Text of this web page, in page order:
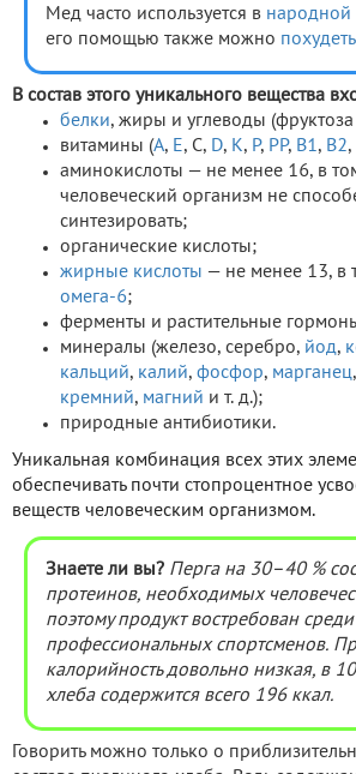
Мед часто используется в народной
его помощью также можно похудеть
В состав этого уникального вещества
белки, жиры и углеводы
витамины (А, Е, С, D, К, Р, РР, B1, B2,
аминокислоты — не менее 16, в
человеческий организм не
синтезировать;
органические кислоты;
жирные кислоты — не менее 13, в
омега-6;
ферменты и растительные
минералы (железо, серебро, йод,
кальций, калий, фосфор, марганец
кремний, магний и т. д.);
природные антибиотики.
Уникальная комбинация всех этих
обеспечивать почти стопроцентное
веществ человеческим организмом.
Знаете ли вы? Перга на 30–40 %
протеинов, необходимых
поэтому продукт востребован среди
профессиональных спортсменов.
калорийность довольно низкая, в
хлеба содержится всего 196 ккал.
Говорить можно только о